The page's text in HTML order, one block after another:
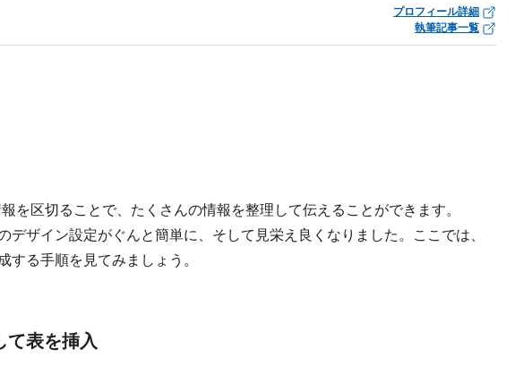
プロフィール詳細
執筆記事一覧
を区切ることで、たくさんの情報を整理して伝えることができます。
デザイン設定がぐんと簡単に、そして見栄え良くなりました。ここでは、
する手順を見てみましょう。
て表を挿入